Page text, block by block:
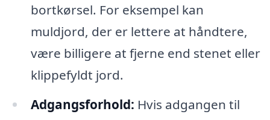
bortkørsel. For eksempel kan
muldjord, der er lettere at håndtere,
være billigere at fjerne end stenet eller
klippefyldt jord.
Adgangsforhold: Hvis adgangen til